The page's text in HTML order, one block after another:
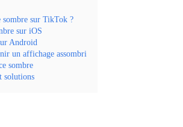
sombre sur TikTok ?
sur iOS
Android
un affichage assombri
sombre
solutions